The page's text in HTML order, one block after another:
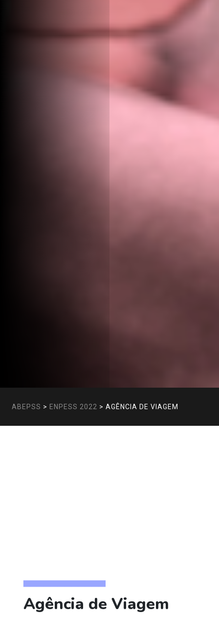
ABEPSS > ENPESS 2022 > AGÊNCIA DE VIAGEM
▅▅▅▅▅▅▅▅▅▅▅▅
Agência de Viagem